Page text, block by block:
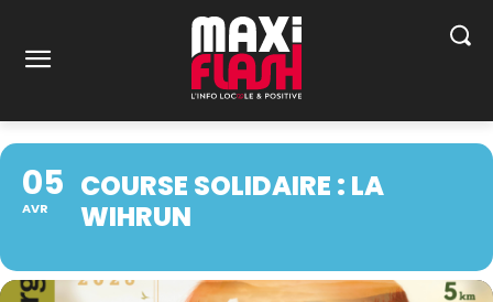
05
AVR
COURSE SOLIDAIRE : LA
WIHRUN